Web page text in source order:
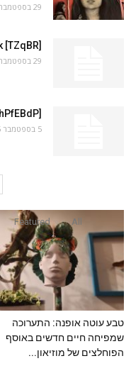
29 בספטמבר 2025
[TZqBR]
29 בספטמבר 2025
5 בספטמבר 2025
All
Featured
טבע עוטה אופנה: התערוכה
שמפיחה חיים חדשים באוסף
הפוחלצים של מוזיאון...